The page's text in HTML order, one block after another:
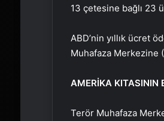
13 çetesine bağlı 23
ABD’nin yıllık ücret
Muhafaza Merkezine
AMERİKA KITASININ
Terör Muhafaza